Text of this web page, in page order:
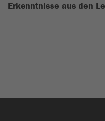
Erkenntnisse aus den